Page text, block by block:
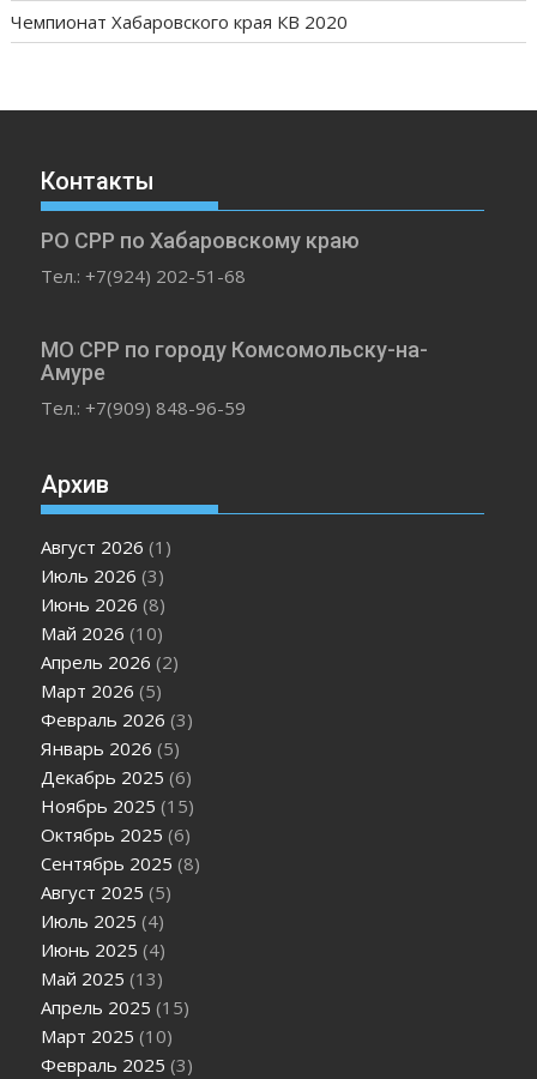
Чемпионат Хабаровского края КВ 2020
Контакты
РО СРР по Хабаровскому краю
Тел.: +7(924) 202-51-68
МО СРР по городу Комсомольску-на-
Амуре
Тел.: +7(909) 848-96-59
Архив
Август 2026 (1)
Июль 2026 (3)
Июнь 2026 (8)
Май 2026 (10)
Апрель 2026 (2)
Март 2026 (5)
Февраль 2026 (3)
Январь 2026 (5)
Декабрь 2025 (6)
Ноябрь 2025 (15)
Октябрь 2025 (6)
Сентябрь 2025 (8)
Август 2025 (5)
Июль 2025 (4)
Июнь 2025 (4)
Май 2025 (13)
Апрель 2025 (15)
Март 2025 (10)
Февраль 2025 (3)